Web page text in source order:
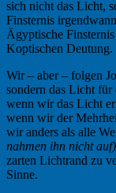
sich nicht das Licht,
Finsternis
Ägyptische
Koptischen Deutung.
Wir – aber – folgen
sondern das Licht für
wenn wir das Licht
wenn wir der
wir anders als alle
nahmen ihn nicht auf)
zarten Lichtrand zu
Sinne.